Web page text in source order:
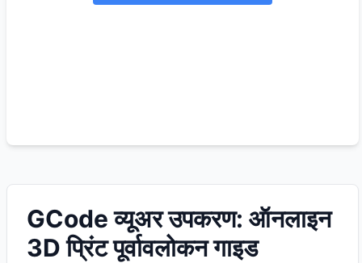
GCode व्यूअर उपकरण: ऑनलाइन
3D प्रिंट पूर्वावलोकन गाइड